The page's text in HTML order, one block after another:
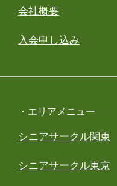
会社概要
入会申し込み
・エリアメニュー
シニアサークル関東
シニアサークル東京